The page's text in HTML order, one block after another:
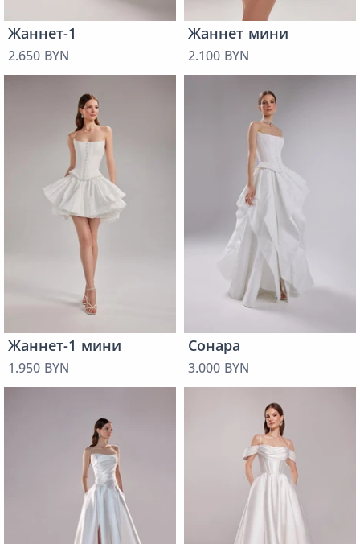
Жаннет-1
2.650 BYN
Жаннет мини
2.100 BYN
Жаннет-1 мини
1.950 BYN
Сонара
3.000 BYN